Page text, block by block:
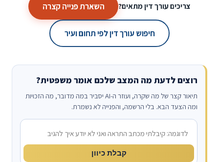
צריכים עורך דין מתאים? השארת פנייה קצרה
חיפוש עורך דין לפי תחום ועיר
רוצים לדעת מה המצב שלכם אומר משפטית?
תיאור קצר של מה שקרה, ועוזר ה-AI יסביר במה מדובר, מה הזכויות
ומה הצעד הבא. בלי הרשמה, והפנייה לא נשמרת.
מה קרה?
קבלת כיוון